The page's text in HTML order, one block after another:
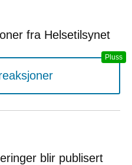
fra Helsetilsynet
blir publisert